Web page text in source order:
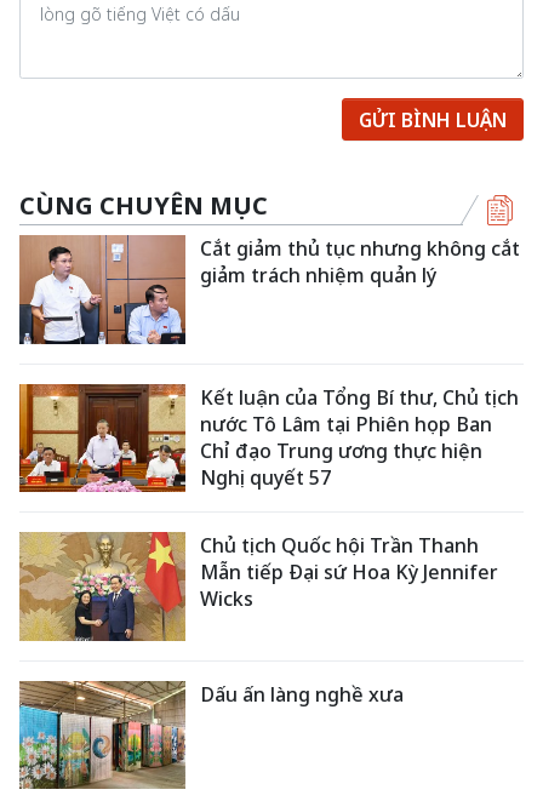
GỬI BÌNH LUẬN
CÙNG CHUYÊN MỤC
Cắt giảm thủ tục nhưng không cắt
giảm trách nhiệm quản lý
Kết luận của Tổng Bí thư, Chủ tịch
nước Tô Lâm tại Phiên họp Ban
Chỉ đạo Trung ương thực hiện
Nghị quyết 57
Chủ tịch Quốc hội Trần Thanh
Mẫn tiếp Đại sứ Hoa Kỳ Jennifer
Wicks
Dấu ấn làng nghề xưa